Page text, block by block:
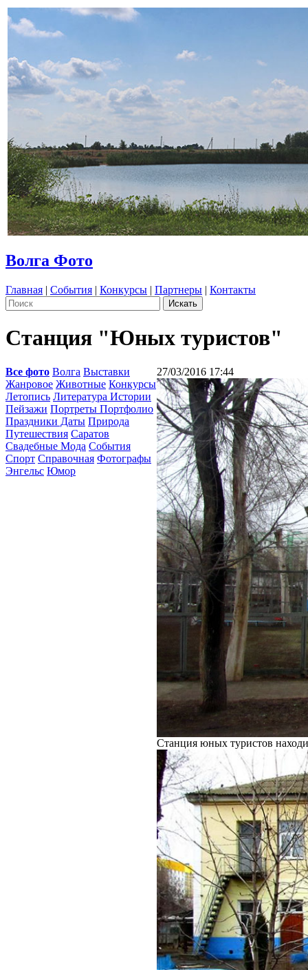
Волга Фото
Главная | События | Конкурсы | Партнеры | Контакты
Станция "Юных туристов"
Все фото Волга Выставки
Жанровое Животные Конкурсы
Летопись Литература Истории
Пейзажи Портреты Портфолио
Праздники Даты Природа
Путешествия Саратов
Свадебные Мода События
Спорт Справочная Фотографы
Энгельс Юмор
27/03/2016 17:44
Станция юных туристов